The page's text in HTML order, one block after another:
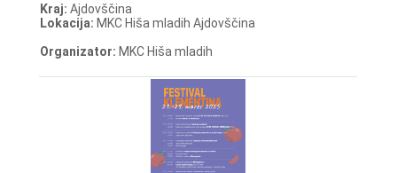
Kraj: Ajdovščina
Lokacija: MKC Hiša mladih Ajdovščina
Organizator: MKC Hiša mladih